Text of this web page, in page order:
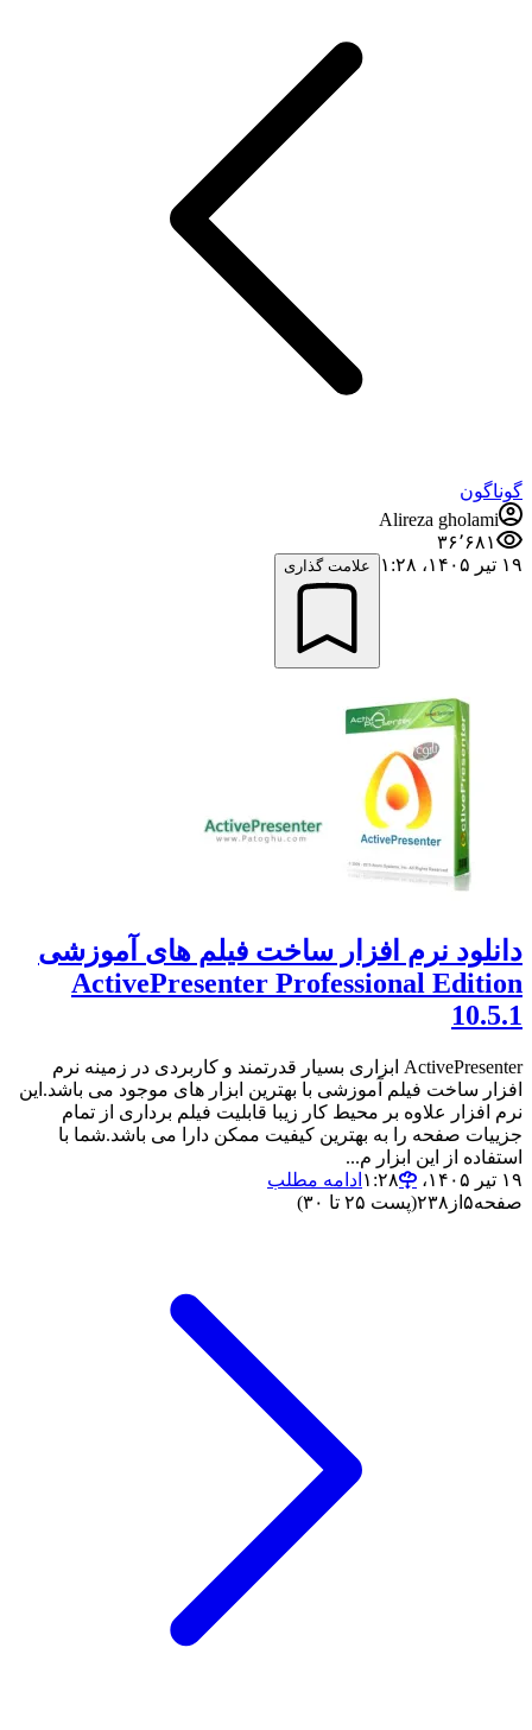
گوناگون
Alireza gholami
۳۶٬۶۸۱
۱۹ تیر ۱۴۰۵،‏ ۱:۲۸
علامت گذاری
دانلود نرم افزار ساخت فیلم های آموزشی
ActivePresenter Professional Edition
10.5.1
ActivePresenter ابزاری بسیار قدرتمند و کاربردی در زمینه نرم
افزار ساخت فیلم آموزشی با بهترین ابزار های موجود می باشد.این
نرم افزار علاوه بر محیط کار زیبا قابلیت فیلم برداری از تمام
جزییات صفحه را به بهترین کیفیت ممکن دارا می باشد.شما با
استفاده از این ابزار م...
۱۹ تیر ۱۴۰۵،‏ ۱:۲۸
ادامه مطلب
صفحه۵ از ۲۳۸(پست ۲۵ تا ۳۰)